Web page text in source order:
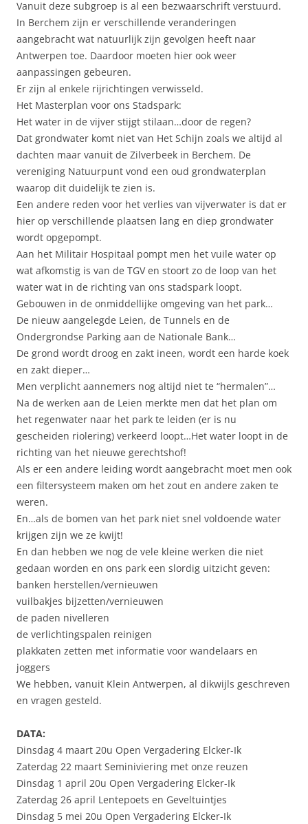
Vanuit deze subgroep is al een bezwaarschrift verstuurd.
In Berchem zijn er verschillende veranderingen
aangebracht wat natuurlijk zijn gevolgen heeft naar
Antwerpen toe. Daardoor moeten hier ook weer
aanpassingen gebeuren.
Er zijn al enkele rijrichtingen verwisseld.
Het Masterplan voor ons Stadspark:
Het water in de vijver stijgt stilaan…door de regen?
Dat grondwater komt niet van Het Schijn zoals we altijd al
dachten maar vanuit de Zilverbeek in Berchem. De
vereniging Natuurpunt vond een oud grondwaterplan
waarop dit duidelijk te zien is.
Een andere reden voor het verlies van vijverwater is dat er
hier op verschillende plaatsen lang en diep grondwater
wordt opgepompt.
Aan het Militair Hospitaal pompt men het vuile water op
wat afkomstig is van de TGV en stoort zo de loop van het
water wat in de richting van ons stadspark loopt.
Gebouwen in de onmiddellijke omgeving van het park…
De nieuw aangelegde Leien, de Tunnels en de
Ondergrondse Parking aan de Nationale Bank…
De grond wordt droog en zakt ineen, wordt een harde koek
en zakt dieper…
Men verplicht aannemers nog altijd niet te “hermalen”…
Na de werken aan de Leien merkte men dat het plan om
het regenwater naar het park te leiden (er is nu
gescheiden riolering) verkeerd loopt…Het water loopt in de
richting van het nieuwe gerechtshof!
Als er een andere leiding wordt aangebracht moet men ook
een filtersysteem maken om het zout en andere zaken te
weren.
En…als de bomen van het park niet snel voldoende water
krijgen zijn we ze kwijt!
En dan hebben we nog de vele kleine werken die niet
gedaan worden en ons park een slordig uitzicht geven:
banken herstellen/vernieuwen
vuilbakjes bijzetten/vernieuwen
de paden nivelleren
de verlichtingspalen reinigen
plakkaten zetten met informatie voor wandelaars en
joggers
We hebben, vanuit Klein Antwerpen, al dikwijls geschreven
en vragen gesteld.
DATA:
Dinsdag 4 maart 20u Open Vergadering Elcker-Ik
Zaterdag 22 maart Seminiviering met onze reuzen
Dinsdag 1 april 20u Open Vergadering Elcker-Ik
Zaterdag 26 april Lentepoets en Geveltuintjes
Dinsdag 5 mei 20u Open Vergadering Elcker-Ik